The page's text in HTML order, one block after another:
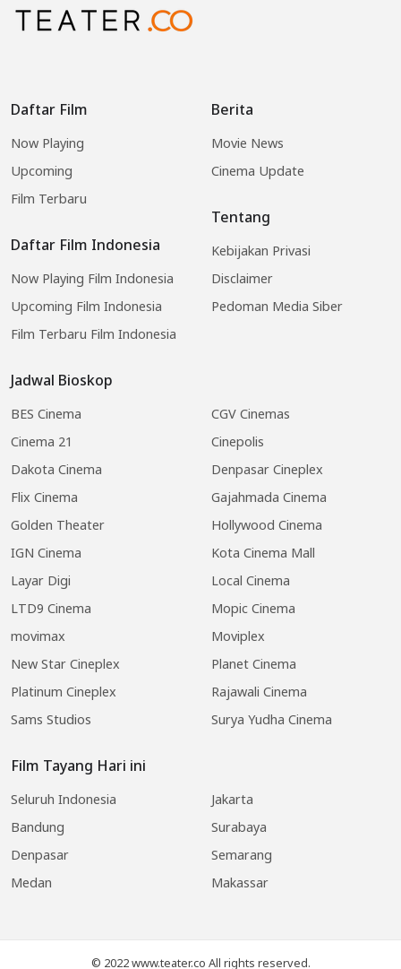
Daftar Film
Now Playing
Upcoming
Film Terbaru
Daftar Film Indonesia
Now Playing Film Indonesia
Upcoming Film Indonesia
Film Terbaru Film Indonesia
Jadwal Bioskop
BES Cinema
CGV Cinemas
Cinema 21
Cinepolis
Dakota Cinema
Denpasar Cineplex
Flix Cinema
Gajahmada Cinema
Golden Theater
Hollywood Cinema
IGN Cinema
Kota Cinema Mall
Layar Digi
Local Cinema
LTD9 Cinema
Mopic Cinema
movimax
Moviplex
New Star Cineplex
Planet Cinema
Platinum Cineplex
Rajawali Cinema
Sams Studios
Surya Yudha Cinema
Film Tayang Hari ini
Seluruh Indonesia
Jakarta
Bandung
Surabaya
Denpasar
Semarang
Medan
Makassar
Berita
Movie News
Cinema Update
Tentang
Kebijakan Privasi
Disclaimer
Pedoman Media Siber
© 2022 www.teater.co All rights reserved.